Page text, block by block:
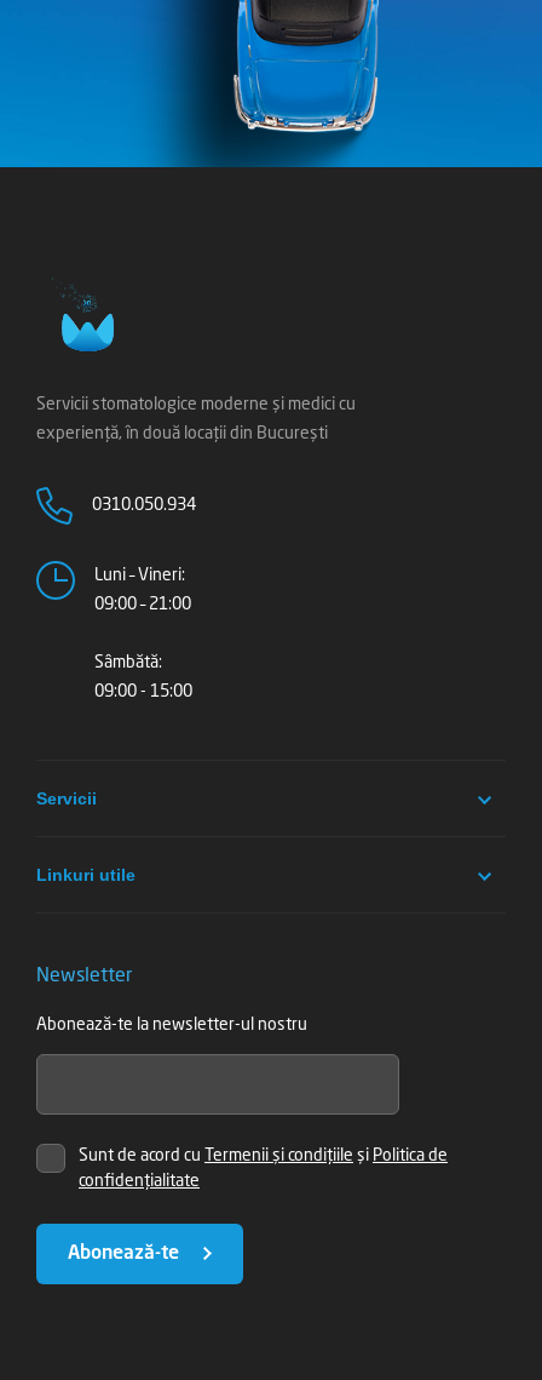
Servicii stomatologice moderne și medici cu
experiență, în două locații din București
0310.050.934
Luni – Vineri:
09:00 – 21:00
Sâmbătă:
09:00 - 15:00
Servicii
Linkuri utile
Newsletter
Abonează-te la newsletter-ul nostru
Sunt de acord cu Termenii și condițiile și Politica de
confidențialitate
Abonează-te